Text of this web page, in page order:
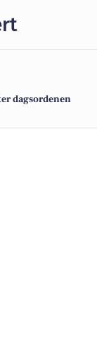
dagsordenen